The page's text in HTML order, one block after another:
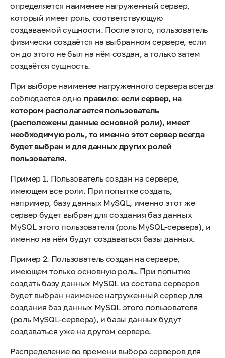
определяется наименее нагруженный сервер,
который имеет роль, соответствующую
создаваемой сущности. После этого, пользователь
физически создаётся на выбранном сервере, если
он до этого не был на нём создан, а только затем
создаётся сущность.
При выборе наименее нагруженного сервера всегда
соблюдается одно правило: если сервер, на
котором располагается пользователь
(расположены данные основной роли), имеет
необходимую роль, то именно этот сервер всегда
будет выбран и для данных других ролей
пользователя.
Пример 1. Пользователь создан на сервере,
имеющем все роли. При попытке создать,
например, базу данных MySQL, именно этот же
сервер будет выбран для создания баз данных
MySQL этого пользователя (роль MySQL-сервера), и
именно на нём будут создаваться базы данных.
Пример 2. Пользователь создан на сервере,
имеющем только основную роль. При попытке
создать базу данных MySQL из состава серверов
будет выбран наименее нагруженный сервер для
создания баз данных MySQL этого пользователя
(роль MySQL-сервера), и базы данных будут
создаваться уже на другом сервере.
Распределение во времени выбора серверов для